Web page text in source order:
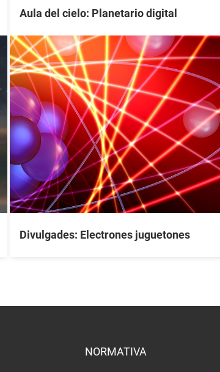
Aula del cielo: Planetario digital
Divulgades: Electrones juguetones
NORMATIVA